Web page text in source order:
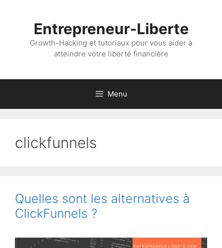
Entrepreneur-Liberte
Growth-Hacking et tutoriaux pour vous aider à
atteindre votre liberté financière
Menu
clickfunnels
Quelles sont les alternatives à
ClickFunnels ?